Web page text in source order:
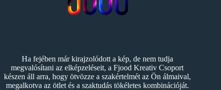
Ha fejében már kirajzolódott a kép, de nem tudja
megvalósítani az elképzeléseit, a Fjood Kreativ Csoport
készen áll arra, hogy ötvözze a szakértelmét az Ön álmaival,
megalkotva az ötlet és a szaktudás tökéletes kombinációját.